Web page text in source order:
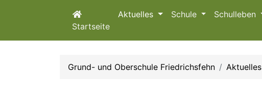
Startseite
Aktuelles Schule Schulleben
Grund- und Oberschule Friedrichsfehn Aktuelles